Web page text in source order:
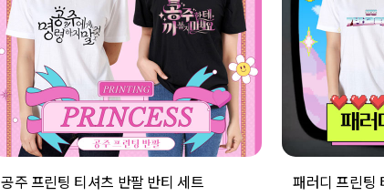
공주 프린팅 티셔츠 반팔 반티 세트 패러디 프린팅